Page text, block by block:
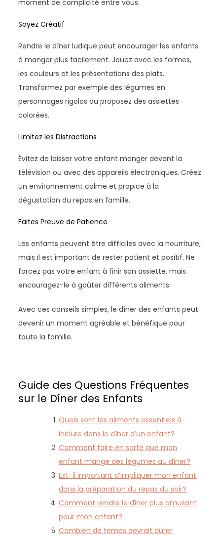
moment de complicité entre vous.
Soyez Créatif
Rendre le dîner ludique peut encourager les enfants
à manger plus facilement. Jouez avec les formes,
les couleurs et les présentations des plats.
Transformez par exemple des légumes en
personnages rigolos ou proposez des assiettes
colorées.
Limitez les Distractions
Évitez de laisser votre enfant manger devant la
télévision ou avec des appareils électroniques. Créez
un environnement calme et propice à la
dégustation du repas en famille.
Faites Preuve de Patience
Les enfants peuvent être difficiles avec la nourriture,
mais il est important de rester patient et positif. Ne
forcez pas votre enfant à finir son assiette, mais
encouragez-le à goûter différents aliments.
Avec ces conseils simples, le dîner des enfants peut
devenir un moment agréable et bénéfique pour
toute la famille.
Guide des Questions Fréquentes
sur le Dîner des Enfants
Quels sont les aliments essentiels à
inclure dans le dîner d’un enfant?
Comment faire en sorte que mon
enfant mange des légumes au dîner?
Est-il important d’impliquer mon enfant
dans la préparation du repas du soir?
Comment rendre le dîner plus amusant
pour mon enfant?
Combien de temps devrait durer